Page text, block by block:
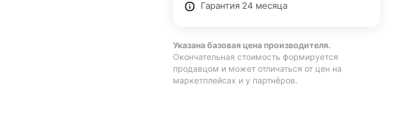
Гарантия 24 месяца
Указана базовая цена производителя.
Окончательная стоимость формируется
продавцом и может отличаться от цен на
маркетплейсах и у партнёров.